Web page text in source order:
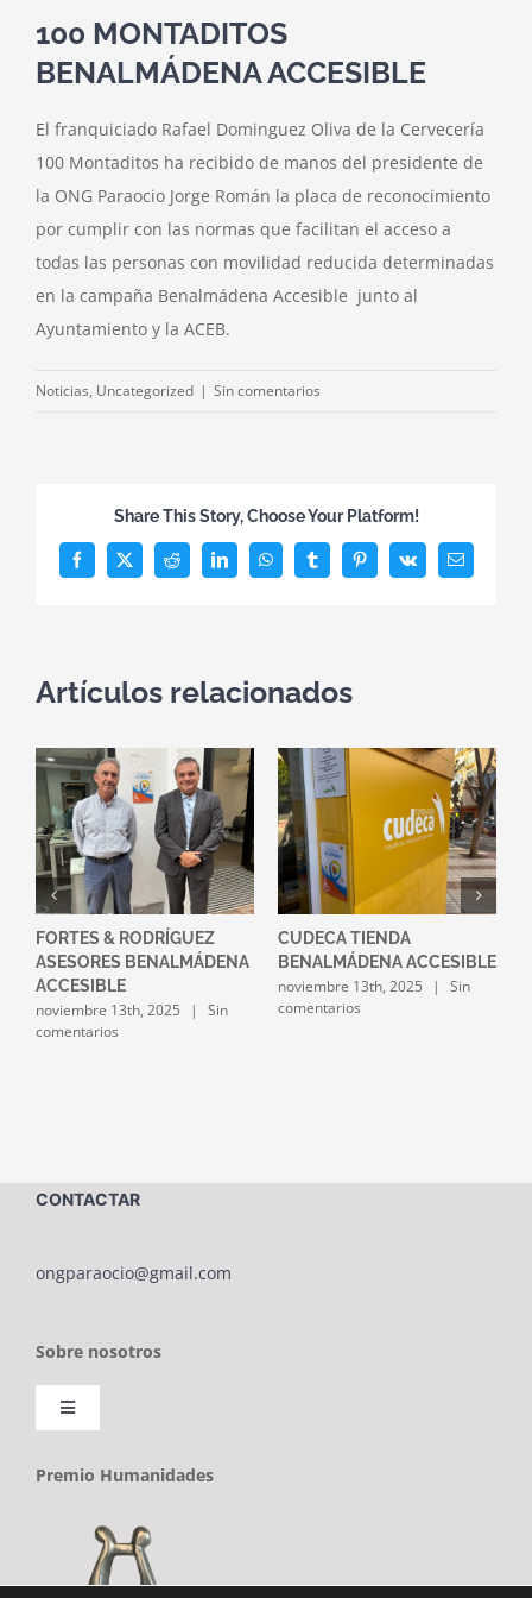
100 MONTADITOS
BENALMÁDENA ACCESIBLE
El franquiciado Rafael Dominguez Oliva de la Cervecería
100 Montaditos ha recibido de manos del presidente de
la ONG Paraocio Jorge Román la placa de reconocimiento
por cumplir con las normas que facilitan el acceso a
todas las personas con movilidad reducida determinadas
en la campaña Benalmádena Accesible junto al
Ayuntamiento y la ACEB.
Noticias, Uncategorized | Sin comentarios
Share This Story, Choose Your Platform!
Facebook
X Reddit LinkedInWhatsAppTumblrPinterest
Vk
Correo
electrónico
Artículos relacionados
FORTES & RODRÍGUEZ
ASESORES BENALMÁDENA
ACCESIBLE
noviembre 13th, 2025 |
Sin
comentarios
CUDECA TIENDA
BENALMÁDENA ACCESIBLE
noviembre 13th, 2025 |
Sin
comentarios
CONTACTAR
ongparaocio@gmail.com
Sobre nosotros
Toggle
Navigation
Sobre ONG PARAOCIO
Política de cookies
Premio Humanidades